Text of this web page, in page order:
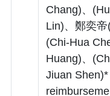
Chang)、
Lin)、鄭奕帝
(Chi-Hua
Huang)、
Jiuan